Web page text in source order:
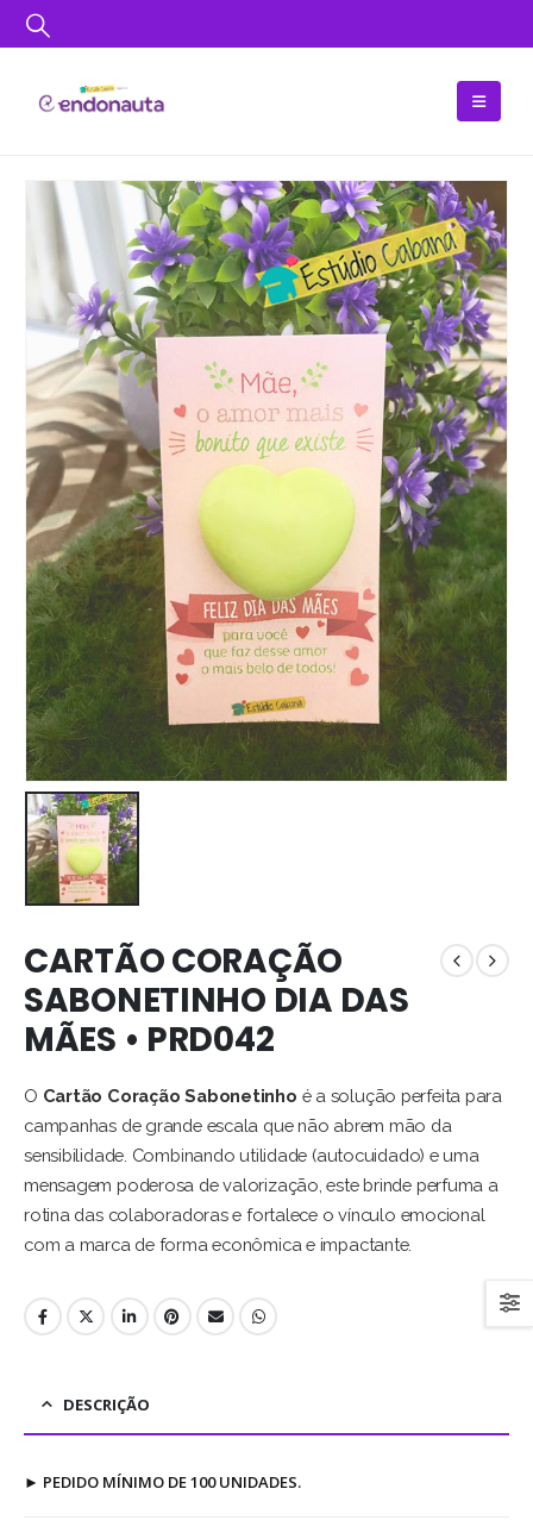
CARTÃO CORAÇÃO
SABONETINHO DIA DAS
MÃES • PRD042
O Cartão Coração Sabonetinho é a solução perfeita para
campanhas de grande escala que não abrem mão da
sensibilidade. Combinando utilidade (autocuidado) e uma
mensagem poderosa de valorização, este brinde perfuma a
rotina das colaboradoras e fortalece o vínculo emocional
com a marca de forma econômica e impactante.
DESCRIÇÃO
► PEDIDO MÍNIMO DE 100 UNIDADES.